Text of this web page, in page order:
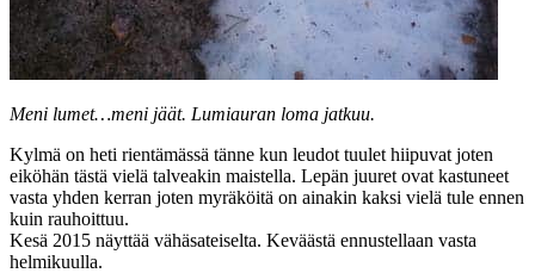
Meni lumet…meni jäät. Lumiauran loma jatkuu.
Kylmä on heti rientämässä tänne kun leudot tuulet hiipuvat joten
eiköhän tästä vielä talveakin maistella. Lepän juuret ovat kastuneet
vasta yhden kerran joten myräköitä on ainakin kaksi vielä tule ennen
kuin rauhoittuu.
Kesä 2015 näyttää vähäsateiselta. Keväästä ennustellaan vasta
helmikuulla.